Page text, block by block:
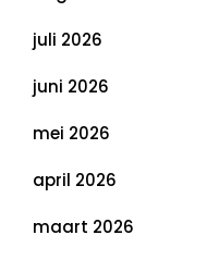
juli 2026
juni 2026
mei 2026
april 2026
maart 2026